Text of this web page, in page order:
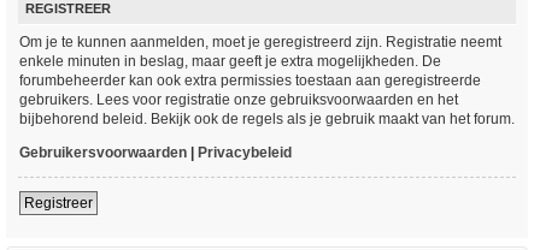
REGISTREER
Om je te kunnen aanmelden, moet je geregistreerd zijn. Registratie neemt
enkele minuten in beslag, maar geeft je extra mogelijkheden. De
forumbeheerder kan ook extra permissies toestaan aan geregistreerde
gebruikers. Lees voor registratie onze gebruiksvoorwaarden en het
bijbehorend beleid. Bekijk ook de regels als je gebruik maakt van het forum.
Gebruikersvoorwaarden | Privacybeleid
Registreer